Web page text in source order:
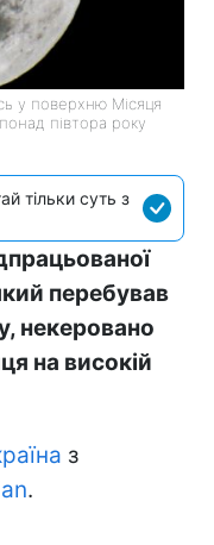
у поверхню Місяця
півтора року
тільки суть з
перебував
некеровано
на високій
з
.